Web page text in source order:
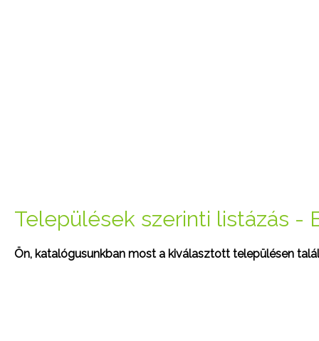
Települések szerinti listázás -
Ön, katalógusunkban most a kiválasztott településen